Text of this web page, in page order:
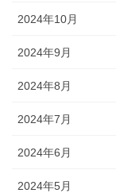
2024年10月
2024年9月
2024年8月
2024年7月
2024年6月
2024年5月